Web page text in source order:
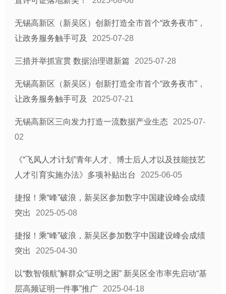
无锡高新区（新吴区）创新打造全市首个“政务夜市”，
让政务服务触手可及
2025-07-28
三措并举抓宣贯 数据治理谱新篇 2025-07-28
无锡高新区（新吴区）创新打造全市首个“政务夜市”，
让政务服务触手可及
2025-07-21
无锡高新区三向发力打造一流数据产业生态
2025-07-
02
《“飞凤人才计划”青年人才、博士后人才以及技能技艺
人才引育实施办法》多项补贴出台
2025-06-05
捷报！乘“峰”破浪，新吴区参加数字中国建设峰会成绩
突出
2025-05-08
捷报！乘“峰”破浪，新吴区参加数字中国建设峰会成绩
突出
2025-04-30
以“数智领航”解群众“证明之困” 新吴区全市率先启动“基
层高频证明一件事”推广
2025-04-18